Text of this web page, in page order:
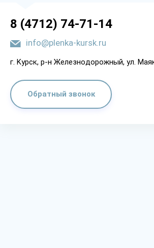
8 (4712) 74-71-14
info@plenka-kursk.ru
г. Kypcк, p-н Жeлeзнoдopoжный, yл.
Обратный звонок